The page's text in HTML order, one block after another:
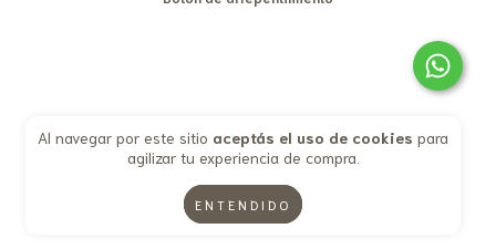
Al navegar por este sitio aceptás el uso de cookies para
agilizar tu experiencia de compra.
ENTENDIDO